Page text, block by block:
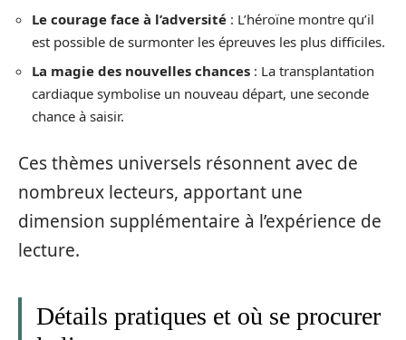
Le courage face à l’adversité : L’héroïne montre qu’il
est possible de surmonter les épreuves les plus difficiles.
La magie des nouvelles chances : La transplantation
cardiaque symbolise un nouveau départ, une seconde
chance à saisir.
Ces thèmes universels résonnent avec de
nombreux lecteurs, apportant une
dimension supplémentaire à l’expérience de
lecture.
Détails pratiques et où se procurer